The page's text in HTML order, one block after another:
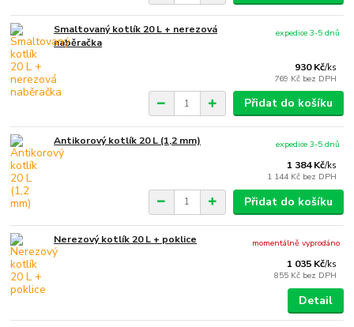
Smaltovaný kotlík 20 L + nerezová
naběračka
930 Kč/ks
769 Kč bez DPH
expedice 3-5 dnů
Přidat do košíku
Antikorový kotlík 20 L (1,2 mm)
1 384 Kč/ks
1 144 Kč bez DPH
expedice 3-5 dnů
Přidat do košíku
Nerezový kotlík 20 L + poklice
1 035 Kč/ks
855 Kč bez DPH
momentálně vyprodáno
Detail